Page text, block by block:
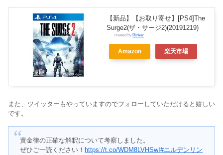
【新品】【お取り寄せ】[PS4]The
Surge2(ザ・サージ2)(20191219)
created by Rinker
Amazon 楽天市場
また、ツイッターもやっていますのでフォローしていただけると嬉しい
です。
黄金律の正確な解釈について考察しました。
ぜひご一読ください！ https://t.co/WDM8LVHSwI#エルデンリン